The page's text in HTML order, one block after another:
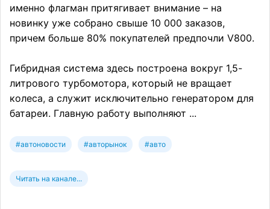
именно флагман притягивает внимание – на
новинку уже собрано свыше 10 000 заказов,
причем больше 80% покупателей предпочли V800.
Гибридная система здесь построена вокруг 1,5-
литрового турбомотора, который не вращает
колеса, а служит исключительно генератором для
батареи. Главную работу выполняют ...
#автоновости #авторынок #авто
Читать на канале...